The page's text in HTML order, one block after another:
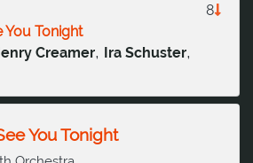
8
You Tonight
Creamer, Ira Schuster,
You Tonight